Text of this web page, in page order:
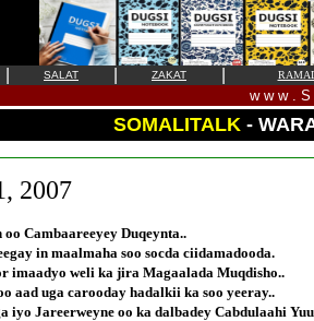
SALAT ZAKAT
w w w .
SOMALITALK-
2007
Cambaareeyey Duqeynta..
in maalmaha soo socda ciidamadooda.
imaadyo weli ka jira Magaalada Muqdisho..
aad uga carooday hadalkii ka soo yeeray..
iyo Jareerweyne oo ka dalbadey Cabdulaahi